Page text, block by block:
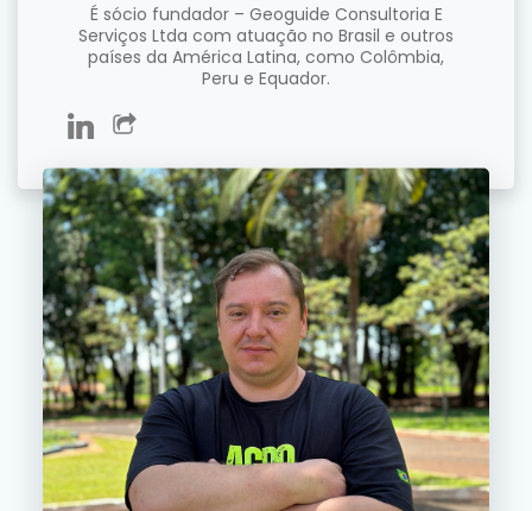
É sócio fundador – Geoguide Consultoria E
Serviços Ltda com atuação no Brasil e outros
países da América Latina, como Colômbia,
Peru e Equador.